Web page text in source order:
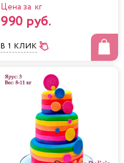
Цена за кг
990 руб.
В 1 КЛИК